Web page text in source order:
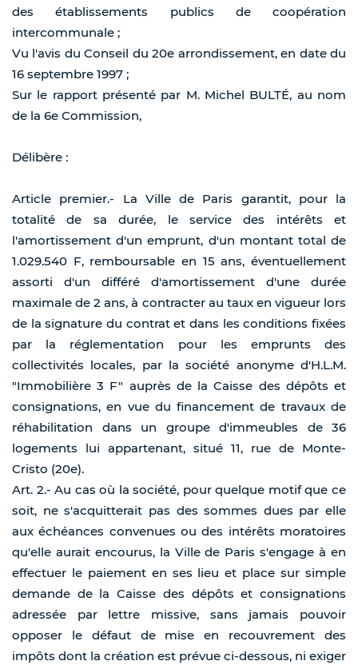
des établissements publics de coopération
intercommunale ;
Vu l'avis du Conseil du 20e arrondissement, en date du
16 septembre 1997 ;
Sur le rapport présenté par M. Michel BULTÉ, au nom
de la 6e Commission,
Délibère :
Article premier.- La Ville de Paris garantit, pour la
totalité de sa durée, le service des intérêts et
l'amortissement d'un emprunt, d'un montant total de
1.029.540 F, remboursable en 15 ans, éventuellement
assorti d'un différé d'amortissement d'une durée
maximale de 2 ans, à contracter au taux en vigueur lors
de la signature du contrat et dans les conditions fixées
par la réglementation pour les emprunts des
collectivités locales, par la société anonyme d'H.L.M.
"Immobilière 3 F" auprès de la Caisse des dépôts et
consignations, en vue du financement de travaux de
réhabilitation dans un groupe d'immeubles de 36
logements lui appartenant, situé 11, rue de Monte-
Cristo (20e).
Art. 2.- Au cas où la société, pour quelque motif que ce
soit, ne s'acquitterait pas des sommes dues par elle
aux échéances convenues ou des intérêts moratoires
qu'elle aurait encourus, la Ville de Paris s'engage à en
effectuer le paiement en ses lieu et place sur simple
demande de la Caisse des dépôts et consignations
adressée par lettre missive, sans jamais pouvoir
opposer le défaut de mise en recouvrement des
impôts dont la création est prévue ci-dessous, ni exiger